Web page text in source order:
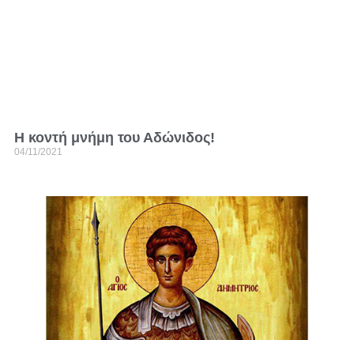
Η κοντή μνήμη του Αδώνιδος!
04/11/2021